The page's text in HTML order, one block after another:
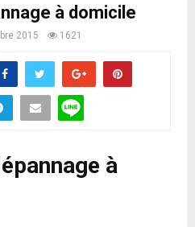
à domicile
2015 1621
à